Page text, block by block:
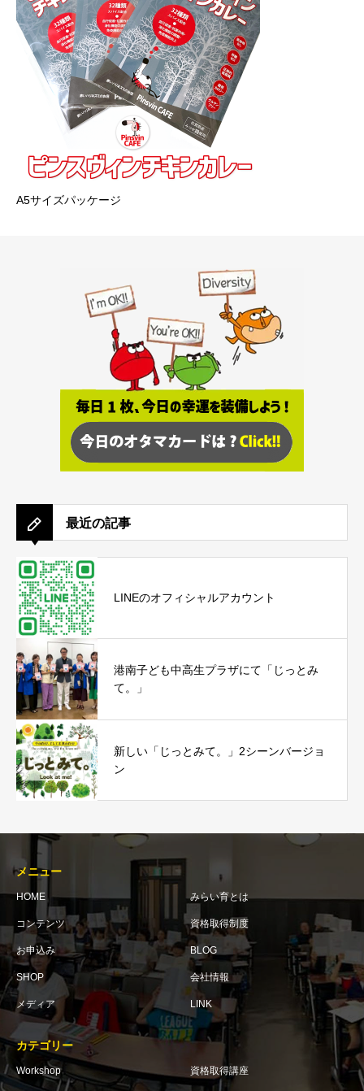
A5サイズパッケージ
最近の記事
LINEのオフィシャルアカウント
港南子ども中高生プラザにて「じっとみ
て。」
新しい「じっとみて。」2シーンバージョ
ン
メニュー
HOME みらい育とは
コンテンツ 資格取得制度
お申込み BLOG
SHOP 会社情報
メディア LINK
カテゴリー
Workshop 資格取得講座